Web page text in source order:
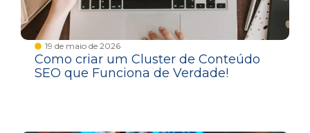
19 de maio de 2026
Como criar um Cluster de Conteúdo
SEO que Funciona de Verdade!